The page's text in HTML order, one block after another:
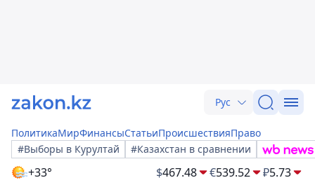
Рус
ПолитикаМирФинансыСтатьиПроисшествияПраво
#Выборы в Курултай
#Казахстан в сравнении
+33° $467.48 €539.52 ₽5.73